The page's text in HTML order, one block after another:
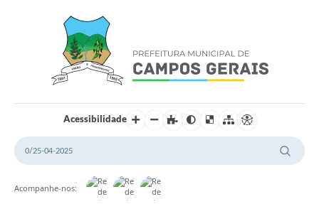
Acessibilidade
Acompanhe-nos: